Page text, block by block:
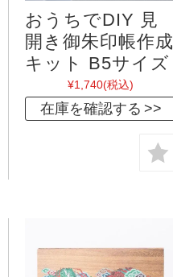
おうちでDIY 見
開き御朱印帳作成
キット B5サイズ
¥1,740(税込)
在庫を確認する